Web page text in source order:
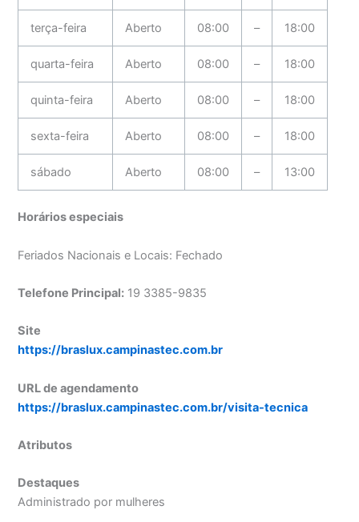
terça-feira Aberto 08:00 – 18:00
quarta-feira Aberto 08:00 – 18:00
quinta-feira Aberto 08:00 – 18:00
sexta-feira Aberto 08:00 – 18:00
sábado Aberto 08:00 – 13:00
Horários especiais
Feriados Nacionais e Locais: Fechado
Telefone Principal: 19 3385-9835
Site
https://braslux.campinastec.com.br
URL de agendamento
https://braslux.campinastec.com.br/visita-tecnica
Atributos
Destaques
Administrado por mulheres